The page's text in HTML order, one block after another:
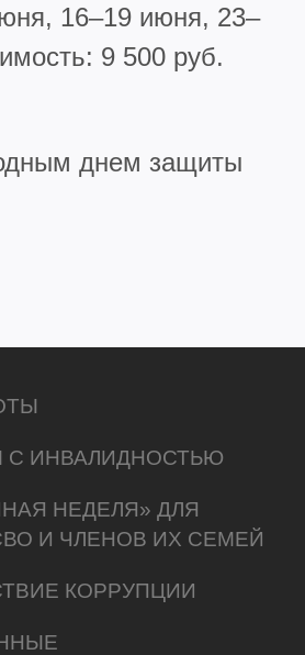
16–19 июня, 23–
9 500 руб.
днем защиты
С ИНВАЛИДНОСТЬЮ
НЕДЕЛЯ» ДЛЯ
И ЧЛЕНОВ ИХ СЕМЕЙ
КОРРУПЦИИ